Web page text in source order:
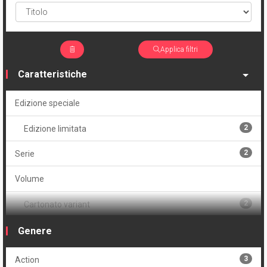
Applica filtri
Caratteristiche
Edizione speciale
Edizione limitata 2
Serie 2
Volume
Cartonato variant 2
Cartonato variant numerato
Volume unico 1
Genere
Action 3